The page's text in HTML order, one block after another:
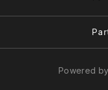
Powered